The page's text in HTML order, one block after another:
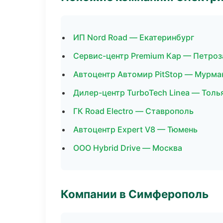
ИП Nord Road — Екатеринбург
Сервис-центр Premium Кар —
Автоцентр Автомир PitStop —
Дилер-центр TurboTech Linea —
ГК Road Electro — Ставрополь
Автоцентр Expert V8 — Тюмень
ООО Hybrid Drive — Москва
Компании в Симферополь